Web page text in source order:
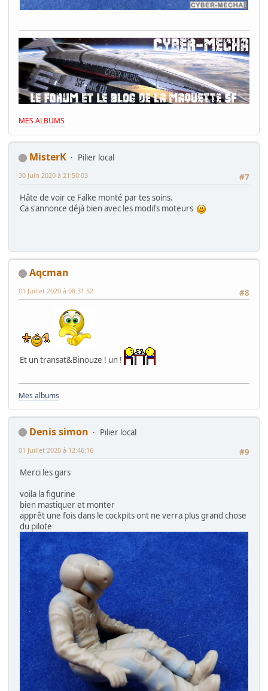
MES ALBUMS
MisterK
Pilier local
#7
30 Juin 2020 à 21:50:03
Hâte de voir ce Falke monté par tes soins.
Ca s'annonce déjà bien avec les modifs moteurs
Aqcman
#8
01 Juillet 2020 à 08:31:52
Et un transat&Binouze ! un !
Mes albums
Denis simon
Pilier local
#9
01 Juillet 2020 à 12:46:16
Merci les gars
voila la figurine
bien mastiquer et monter
apprêt une fois dans le cockpits ont ne verra plus grand chose
du pilote